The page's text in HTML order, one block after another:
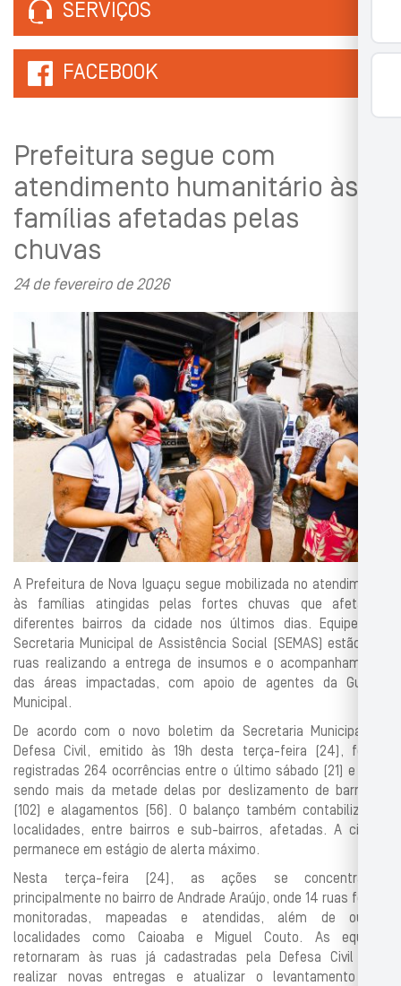
SERVIÇOS
FACEBOOK
Prefeitura segue com
atendimento humanitário às
famílias afetadas pelas
chuvas
24 de fevereiro de 2026
A Prefeitura de Nova Iguaçu segue mobilizada no atendimento
às famílias atingidas pelas fortes chuvas que afetaram
diferentes bairros da cidade nos últimos dias. Equipes da
Secretaria Municipal de Assistência Social (SEMAS) estão nas
ruas realizando a entrega de insumos e o acompanhamento
das áreas impactadas, com apoio de agentes da Guarda
Municipal.
De acordo com o novo boletim da Secretaria Municipal de
Defesa Civil, emitido às 19h desta terça-feira (24), foram
registradas 264 ocorrências entre o último sábado (21) e hoje,
sendo mais da metade delas por deslizamento de barreiras
(102) e alagamentos (56). O balanço também contabiliza 53
localidades, entre bairros e sub-bairros, afetadas. A cidade
permanece em estágio de alerta máximo.
Nesta terça-feira (24), as ações se concentraram
principalmente no bairro de Andrade Araújo, onde 14 ruas foram
monitoradas, mapeadas e atendidas, além de outras
localidades como Caioaba e Miguel Couto. As equipes
retornaram às ruas já cadastradas pela Defesa Civil para
realizar novas entregas e atualizar o levantamento das